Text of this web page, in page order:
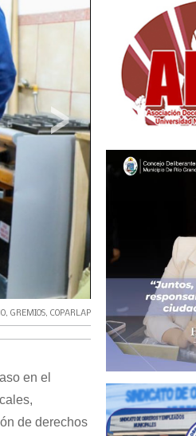
›
, GREMIOS, COPARLAP
en el
de derechos